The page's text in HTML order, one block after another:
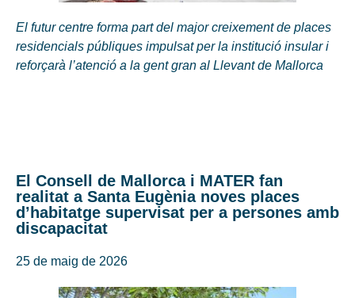
El futur centre forma part del major creixement de places
residencials públiques impulsat per la institució insular i
reforçarà l’atenció a la gent gran al Llevant de Mallorca
El Consell de Mallorca i MATER fan
realitat a Santa Eugènia noves places
d’habitatge supervisat per a persones amb
discapacitat
25 de maig de 2026